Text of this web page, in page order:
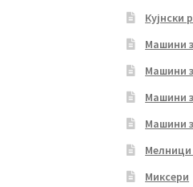
Кујнски
Машини
Машини
Машини
Машини
Миксери